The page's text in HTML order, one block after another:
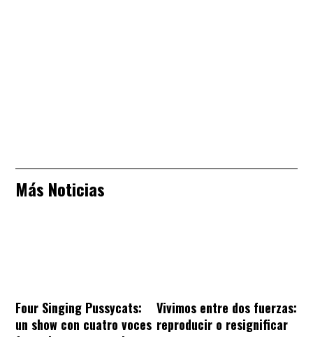
Más Noticias
Four Singing Pussycats:
un show con cuatro voces
Vivimos entre dos fuerzas:
reproducir o resignificar